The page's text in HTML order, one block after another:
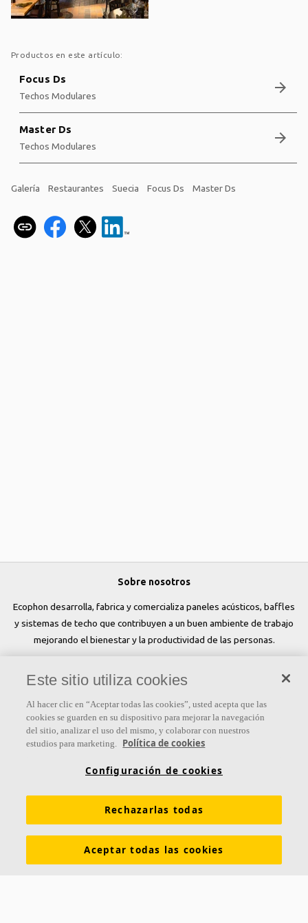
Productos en este artículo:
Focus Ds
Techos Modulares arrow_forward
Master Ds
Techos Modulares arrow_forward
Galería Restaurantes Suecia Focus Ds Master Ds
Sobre nosotros
Ecophon desarrolla, fabrica y comercializa paneles acústicos, baffles
y sistemas de techo que contribuyen a un buen ambiente de trabajo
mejorando el bienestar y la productividad de las personas.
Links
Herramientas y servicios Propiedades funcionales
Glosario Sostenibilidad Ventilación Difusa
Este sitio utiliza cookies
Al hacer clic en “Aceptar todas las cookies”, usted acepta que las
cookies se guarden en su dispositivo para mejorar la navegación
del sitio, analizar el uso del mismo, y colaborar con nuestros
estudios para marketing. Política de cookies
Configuración de cookies
Rechazarlas todas
Aceptar todas las cookies